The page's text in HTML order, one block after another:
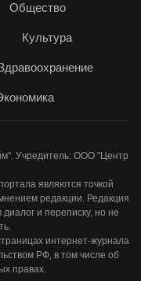
Общество
Культура
Учредитель: ООО "Центр
являются точкой
редакции. Редакция
и переписку, но не
интернет-журнала
РФ, в том числе об
правах.